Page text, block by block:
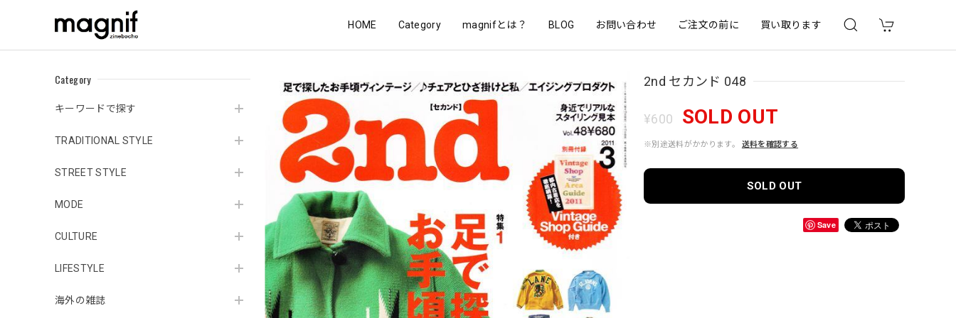
HOME Category magnifとは？ BLOG お問い合わせ ご注文の前に 買い取ります
Category
キーワードで探す
TRADITIONAL STYLE
STREET STYLE
MODE
CULTURE
LIFESTYLE
海外の雑誌
2nd セカンド 048
¥600 SOLD OUT
※別途送料がかかります。 送料を確認する
SOLD OUT
Save